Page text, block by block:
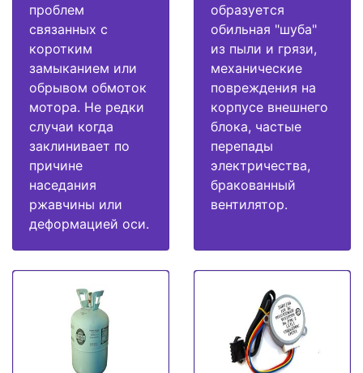
проблем
связанных с
коротким
замыканием или
обрывом обмоток
мотора. Не редки
случаи когда
заклинивает по
причине
наседания
ржавчины или
деформацией оси.
образуется
обильная "шуба"
из пыли и грязи,
механические
повреждения на
корпусе внешнего
блока, частые
перепады
электричества,
бракованный
вентилятор.